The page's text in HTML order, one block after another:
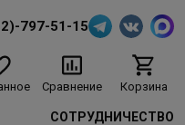
797-51-15
Сравнение Корзина
СОТРУДНИЧЕСТВО